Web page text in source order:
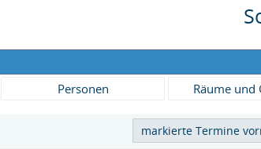
Personen Räume und